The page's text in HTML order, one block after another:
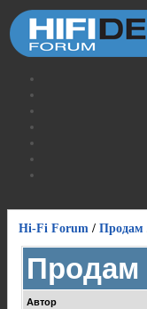
Hi-Fi Forum / Продам
Продам
Автор